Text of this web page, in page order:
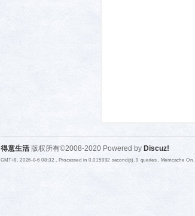
武汉
得意生活 版权所有©2008-2020 Powered by Discuz!
GMT+8, 2026-8-6 08:32 , Processed in 0.015992 second(s), 9 queries , Memcache On.